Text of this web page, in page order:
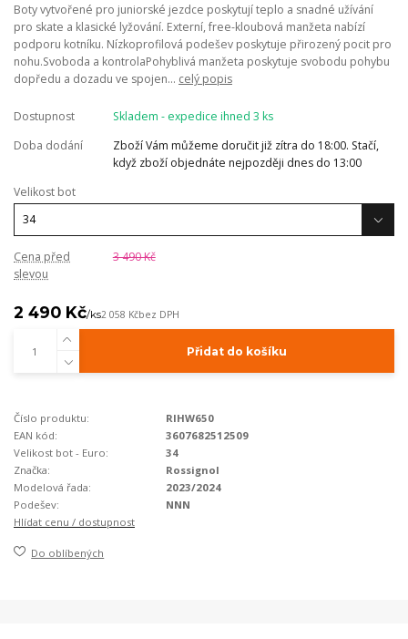
Boty vytvořené pro juniorské jezdce poskytují teplo a snadné užívání
pro skate a klasické lyžování. Externí, free-kloubová manžeta nabízí
podporu kotníku. Nízkoprofilová podešev poskytuje přirozený pocit pro
nohu.Svoboda a kontrolaPohyblivá manžeta poskytuje svobodu pohybu
dopředu a dozadu ve spojen... celý popis
Dostupnost
Skladem - expedice ihned 3 ks
Doba dodání
Zboží Vám můžeme doručit již zítra do 18:00. Stačí,
když zboží objednáte nejpozději dnes do 13:00
Velikost bot
Cena před
slevou
3 490 Kč
2 490 Kč/ks2 058 Kčbez DPH
Přidat do košíku
Číslo produktu:
RIHW650
EAN kód:
3607682512509
Velikost bot - Euro:
34
Značka:
Rossignol
Modelová řada:
2023/2024
Podešev:
NNN
Hlídat cenu / dostupnost
Do oblíbených